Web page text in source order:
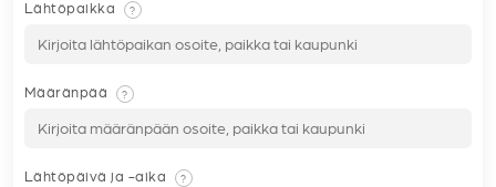
Lähtöpaikka ?
Määränpää ?
Lähtöpäivä ja -aika ?